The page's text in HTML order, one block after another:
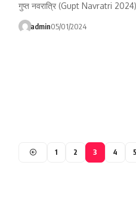
गुप्त नवरात्रि (Gupt Navratri 2024)
admin05/01/2024
1 2 3 4 5